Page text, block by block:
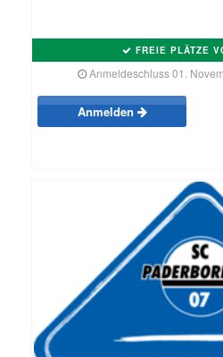
FREIE PLÄTZE
Anmeldeschluss 01.
Anmelden